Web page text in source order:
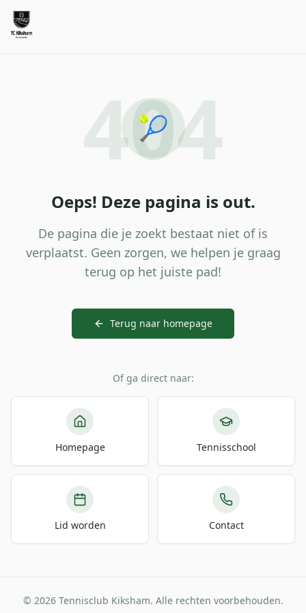
404
🎾
Oeps! Deze pagina is out.
De pagina die je zoekt bestaat niet of is
verplaatst. Geen zorgen, we helpen je graag
terug op het juiste pad!
Terug naar homepage
Of ga direct naar:
Homepage Tennisschool
Lid worden Contact
© 2026 Tennisclub Kiksham. Alle rechten voorbehouden.